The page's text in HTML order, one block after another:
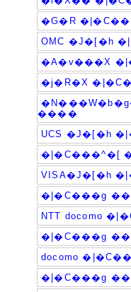
�G�R
OMC �J�[�h
�A�v���X
�j�R�X
����
UCS �J�[�h
�|�C���^�[
VISA�J�[�h
�|�C���g
NTT docomo
�|�C���g
docomo
�|�C���g